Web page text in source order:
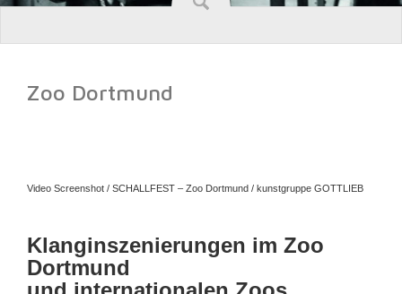
Zoo Dortmund
Video Screenshot / SCHALLFEST – Zoo Dortmund / kunstgruppe GOTTLIEB
Klanginszenierungen im Zoo
Dortmund